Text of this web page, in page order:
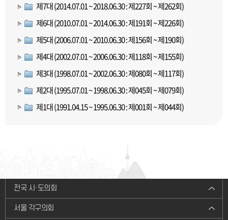
제7대 (2014.07.01 ~ 2018.06.30 : 제227회 ~ 제262회)
제6대 (2010.07.01 ~ 2014.06.30 : 제191회 ~ 제226회)
제5대 (2006.07.01 ~ 2010.06.30 : 제156회 ~ 제190회)
제4대 (2002.07.01 ~ 2006.06.30 : 제118회 ~ 제155회)
제3대 (1998.07.01 ~ 2002.06.30 : 제080회 ~ 제117회)
제2대 (1995.07.01 ~ 1998.06.30 : 제045회 ~ 제079회)
제1대 (1991.04.15 ~ 1995.06.30 : 제001회 ~ 제044회)
전국 시·도의회
서울 각구의회